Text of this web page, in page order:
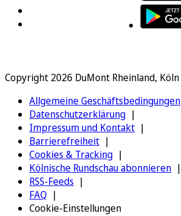
Copyright 2026 DuMont Rheinland, Köln
Allgemeine Geschäftsbedingungen
Datenschutzerklärung
Impressum und Kontakt
Barrierefreiheit
Cookies & Tracking
Kölnische Rundschau abonnieren
RSS-Feeds
FAQ
Cookie-Einstellungen